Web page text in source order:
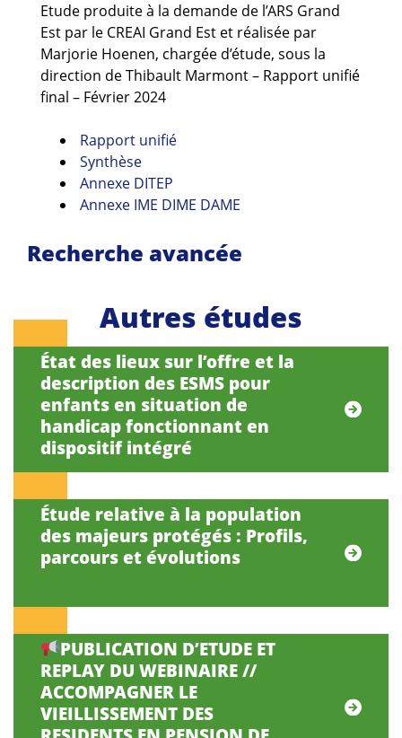
Etude produite à la demande de l’ARS Grand
Est par le CREAI Grand Est et réalisée par
Marjorie Hoenen, chargée d’étude, sous la
direction de Thibault Marmont – Rapport unifié
final – Février 2024
Rapport unifié
Synthèse
Annexe DITEP
Annexe IME DIME DAME
Recherche avancée
Autres études
État des lieux sur l’offre et la
description des ESMS pour
enfants en situation de
handicap fonctionnant en
dispositif intégré
Étude relative à la population
des majeurs protégés : Profils,
parcours et évolutions
PUBLICATION D’ETUDE ET
REPLAY DU WEBINAIRE //
ACCOMPAGNER LE
VIEILLISSEMENT DES